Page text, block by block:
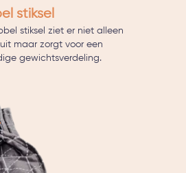
stiksel
stiksel ziet er niet alleen
maar zorgt voor een
gewichtsverdeling.